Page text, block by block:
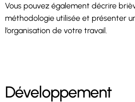
Vous pouvez également décrire
méthodologie utilisée et présenter
l’organisation de votre travail.
Développement